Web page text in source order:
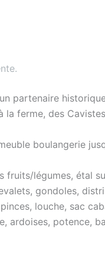
.
partenaire
ferme, des
boulangerie
légumes, étal
gondoles,
louche, sac
ardoises, potence,